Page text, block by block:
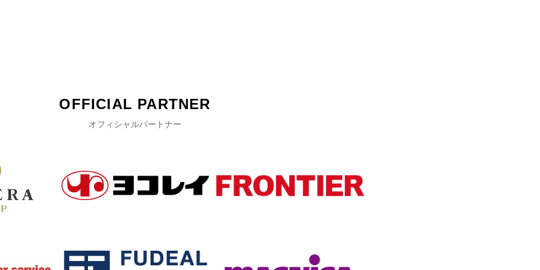
OFFICIAL PARTNER
オフィシャルパートナー